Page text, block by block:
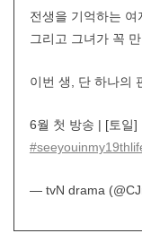
전생을 기억하는 여
그리고 그녀가 꼭
이번 생, 단 하나의
6월 첫 방송 | [토일]
— tvN drama